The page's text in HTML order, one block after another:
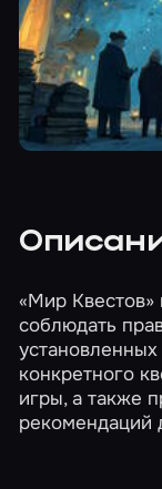
«Мир
соблюдать
конкретного
игры, а также
рекомендаций